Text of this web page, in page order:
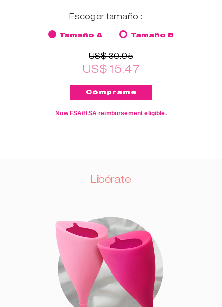
Escoger tamaño :
Tamaño A Tamaño B
US$ 30.95
US$ 15.47
Now FSA/HSA reimbursement eligible.
Libérate